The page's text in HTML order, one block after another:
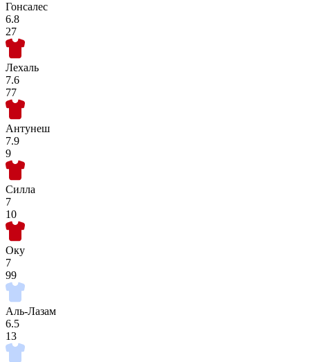
Гонсалес
6.8
27
Лехаль
7.6
77
Антунеш
7.9
9
Силла
7
10
Оку
7
99
Аль-Лазам
6.5
13